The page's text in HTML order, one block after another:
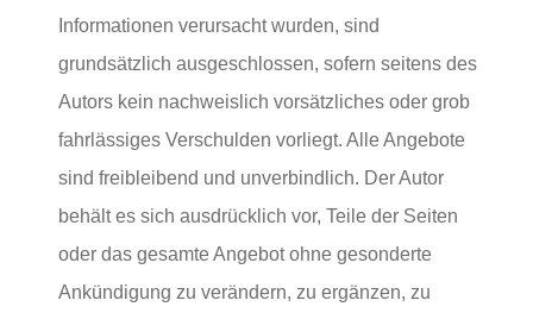
Informationen verursacht wurden, sind
grundsätzlich ausgeschlossen, sofern seitens des
Autors kein nachweislich vorsätzliches oder grob
fahrlässiges Verschulden vorliegt. Alle Angebote
sind freibleibend und unverbindlich. Der Autor
behält es sich ausdrücklich vor, Teile der Seiten
oder das gesamte Angebot ohne gesonderte
Ankündigung zu verändern, zu ergänzen, zu